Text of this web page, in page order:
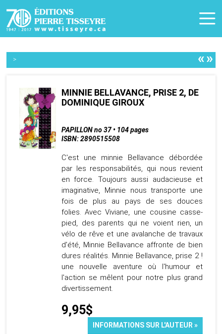
> «»
MINNIE BELLAVANCE, PRISE 2, DE
DOMINIQUE GIROUX
PAPILLON no 37 • 104 pages
ISBN: 2890515508
C'est une minnie Bellavance débordée
par les responsabilités, qui nous revient
en force. Toujours aussi audacieuse et
imaginative, Minnie nous transporte une
fois de plus au pays de ses douces
folies. Avec Viviane, une cousine casse-
pied, des parents qui ne voient rien, un
vélo de rêve et une avalanche de travaux
d'été, Minnie Bellavance affronte de bien
dures réalités. Minnie Bellavance, prise 2 !
une nouvelle aventure où l'humour et
l'action se mêlent pour notre plus grand
divertissement.
9,95$
INFORMATIONS SUR L'AUTEUR »